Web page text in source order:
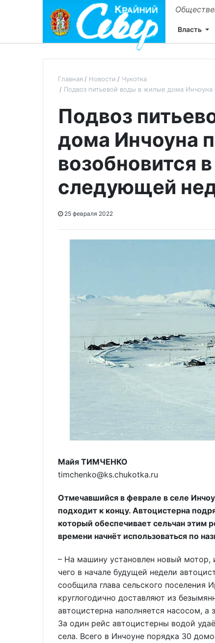
Власть
Главная Новости
Чукотка
Подвоз питьевой воды в жилые дома
Подвоз
дома Инчоуна
возобновится
следующей
25 февраля 2022
Майя ТИМЧЕНКО
timchenko@ks.chukotka.ru
Отмечавшийся в феврале в селе
подходит к концу. Автоцистерна
который обеспечивает сельчан этим
времени начнёт использоваться по
– На машину установлен новый мотор,
чего в начале будущей недели
сообщила глава сельского поселения
круглогодично доставляют из
автоцистерна наполняется насосом,
За один рейс автоцистерны водой
села. Всего в Инчоуне порядка 30